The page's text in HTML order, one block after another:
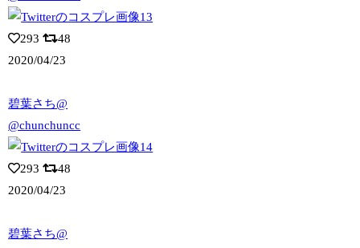
293
48
2020/04/23
碧葉さち@
@chunchuncc
293
48
2020/04/23
碧葉さち@